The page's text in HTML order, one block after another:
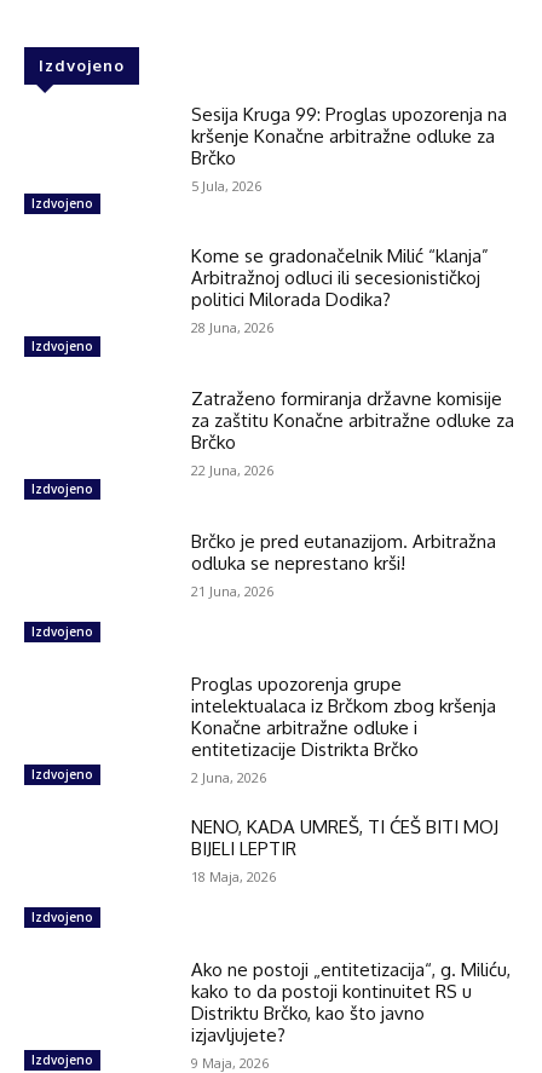
Izdvojeno
Izdvojeno
Sesija Kruga 99: Proglas upozorenja na
kršenje Konačne arbitražne odluke za
Brčko
5 Jula, 2026
Izdvojeno
Kome se gradonačelnik Milić “klanja”
Arbitražnoj odluci ili secesionističkoj
politici Milorada Dodika?
28 Juna, 2026
Izdvojeno
Zatraženo formiranja državne komisije
za zaštitu Konačne arbitražne odluke za
Brčko
22 Juna, 2026
Izdvojeno
Brčko je pred eutanazijom. Arbitražna
odluka se neprestano krši!
21 Juna, 2026
Izdvojeno
Proglas upozorenja grupe
intelektualaca iz Brčkom zbog kršenja
Konačne arbitražne odluke i
entitetizacije Distrikta Brčko
2 Juna, 2026
Izdvojeno
NENO, KADA UMREŠ, TI ĆEŠ BITI MOJ
BIJELI LEPTIR
18 Maja, 2026
Izdvojeno
Ako ne postoji „entitetizacija“, g. Miliću,
kako to da postoji kontinuitet RS u
Distriktu Brčko, kao što javno
izjavljujete?
9 Maja, 2026